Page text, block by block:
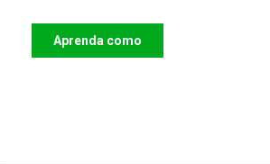
Aprenda como